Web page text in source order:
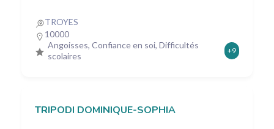
TROYES
10000
Angoisses, Confiance en soi, Difficultés
scolaires
+9
TRIPODI DOMINIQUE-SOPHIA